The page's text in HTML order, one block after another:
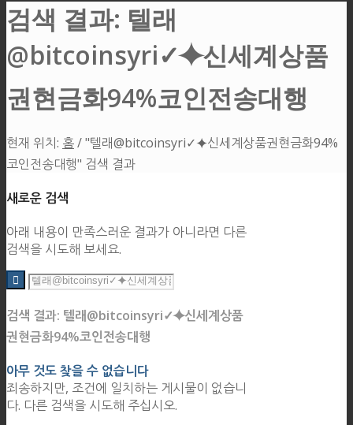
검색 결과: 텔래
@bitcoinsyri✓⯌신세계상품
권현금화94%코인전송대행
현재 위치: 홈/"텔래@bitcoinsyri✓⯌신세계상품권현금화94%
코인전송대행" 검색 결과
새로운 검색
아래 내용이 만족스러운 결과가 아니라면 다른
검색을 시도해 보세요.
검색 결과: 텔래@bitcoinsyri✓⯌신세계상품
권현금화94%코인전송대행
아무 것도 찾을 수 없습니다
죄송하지만, 조건에 일치하는 게시물이 없습니
다. 다른 검색을 시도해 주십시오.